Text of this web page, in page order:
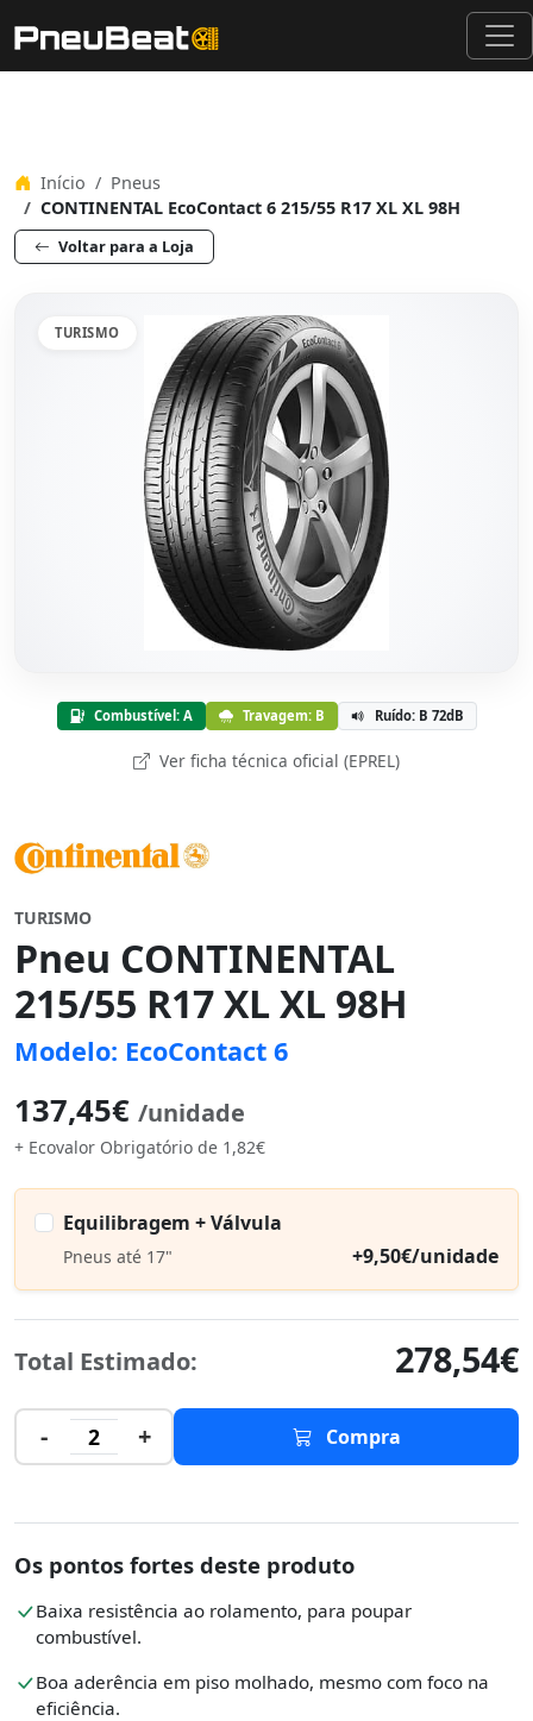
Início
Pneus
CONTINENTAL EcoContact 6 215/55 R17 XL XL 98H
Voltar para a Loja
TURISMO
Combustível: A Travagem: B Ruído: B 72dB
Ver ficha técnica oficial (EPREL)
TURISMO
Pneu CONTINENTAL
215/55 R17 XL XL 98H
Modelo: EcoContact 6
137,45€ /unidade
+ Ecovalor Obrigatório de 1,82€
Equilibragem + Válvula
Pneus até 17" +9,50€/unidade
Total Estimado: 278,54€
- 2 + Compra
Os pontos fortes deste produto
Baixa resistência ao rolamento, para poupar
combustível.
Boa aderência em piso molhado, mesmo com foco na
eficiência.